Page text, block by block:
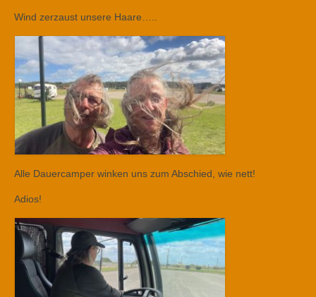
Wind zerzaust unsere Haare…..
Alle Dauercamper winken uns zum Abschied, wie nett!
Adios!